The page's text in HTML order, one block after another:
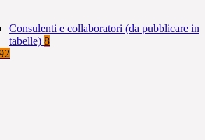
Consulenti e collaboratori (da pubblicare in
tabelle) 8